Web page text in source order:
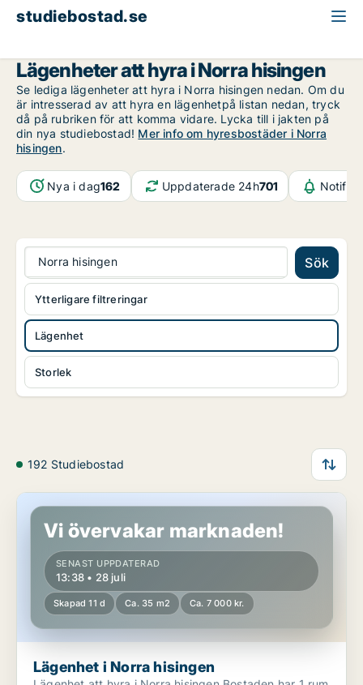
studiebostad.se
Lägenheter att hyra i Norra hisingen
Se lediga lägenheter att hyra i Norra hisingen nedan. Om du
är intresserad av att hyra en lägenhetpå listan nedan, tryck
då på rubriken för att komma vidare. Lycka till i jakten på
din nya studiebostad! Mer info om hyresbostäder i Norra
hisingen.
Nya i dag162 Uppdaterade 24h701
Norra hisingen Sök
Lägenhet
Storlek
Ytterligare filtreringar
192 Studiebostad
Lägenhet i Norra hisingen
Vi övervakar marknaden!
SENAST UPPDATERAD
13:38 • 28 juli
Skapad 11 d Ca. 35 m2 Ca. 7 000 kr.
Lägenhet i Norra hisingen